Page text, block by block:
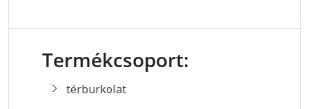
Termékcsoport:
térburkolat